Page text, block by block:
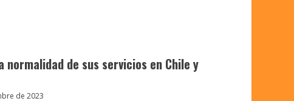
normalidad de sus servicios en Chile y
de 2023